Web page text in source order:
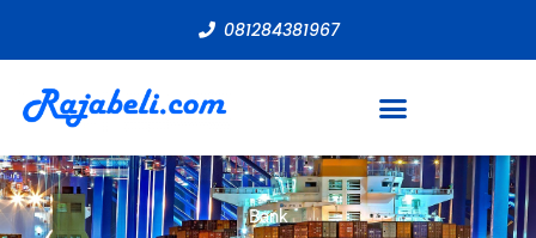
081284381967
Bank